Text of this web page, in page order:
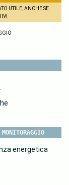
UTILE, ANCHE SE
energetica